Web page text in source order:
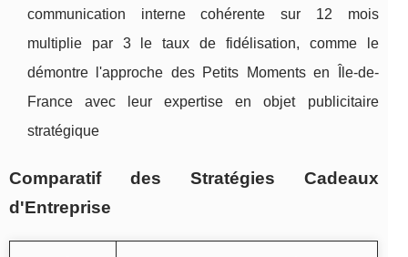
communication interne cohérente sur 12 mois
multiplie par 3 le taux de fidélisation, comme le
démontre l'approche des Petits Moments en Île-de-
France avec leur expertise en objet publicitaire
stratégique
Comparatif des Stratégies Cadeaux
d'Entreprise